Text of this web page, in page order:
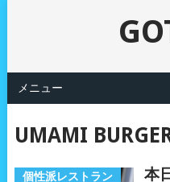
メニュー
UMAMI
個性派レストラン
本